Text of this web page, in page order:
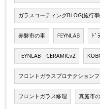
ガラスコーティングBLOG(施行
赤磐市の車 FEYNLAB ﾄﾞ
FEYNLAB CERAMICv2
フロントガラスプロテクション
フロントガラス修理 真庭市